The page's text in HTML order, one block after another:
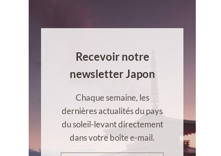
Recevoir notre
newsletter Japon
Chaque semaine, les
dernières actualités du pays
du soleil-levant directement
dans votre boîte e-mail.